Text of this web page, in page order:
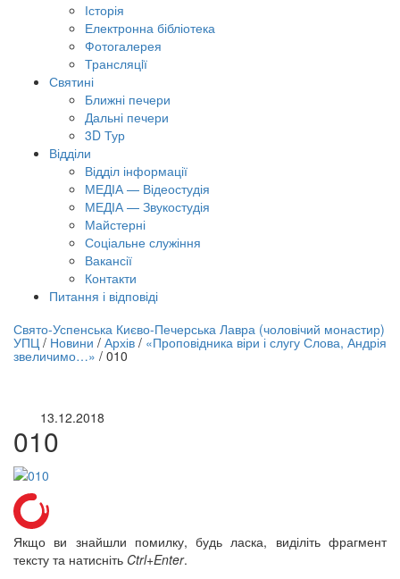
Історія
Електронна бібліотека
Фотогалерея
Трансляцiї
Святині
Ближні печери
Дальні печери
3D Тур
Відділи
Відділ інформації
МЕДІА — Відеостудія
МЕДІА — Звукостудія
Майстерні
Соціальне служіння
Вакансії
Контакти
Питання і відповіді
трансляція |
12 вересня
трансляції
Свято-Успенська Києво-Печерська Лавра (чоловічий монастир)
УПЦ / Новини / Архів / «Проповідника віри і слугу Слова, Андрія
звеличимо…» / 010
13.12.2018
010
Якщо ви знайшли помилку, будь ласка, виділіть фрагмент
тексту та натисніть Ctrl+Enter.